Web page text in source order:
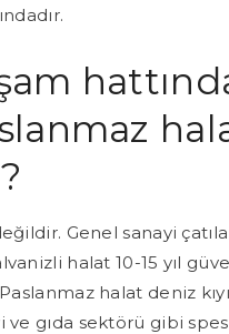
Genel sanayi
halat 10-15 yıl
halat deniz
ve gıda sektörü gibi